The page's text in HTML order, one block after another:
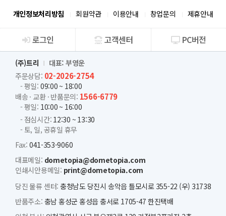
개인정보처리방침 회원약관 이용안내 창업문의 제휴안내
회사소개
로그인 고객센터 PC버전
(주)트리
대표: 부영운
주문상담: 02-2026-2754
- 평일: 09:00 ~ 18:00
배송 · 교환 · 반품문의: 1566-6779
- 평일: 10:00 ~ 16:00
- 점심시간: 12:30 ~ 13:30
- 토, 일, 공휴일 휴무
Fax: 041-353-9060
대표메일: dometopia@dometopia.com
인쇄시안용메일: print@dometopia.com
당진 물류 센터: 충청남도 당진시 송악읍 틀모시로 355-22 (우) 31738
반품주소: 충남 홍성군 홍성읍 충서로 1705-47 한진택배